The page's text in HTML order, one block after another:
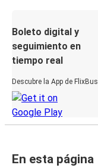
Boleto digital y
seguimiento en
tiempo real
Descubre la App de FlixBus
En esta página